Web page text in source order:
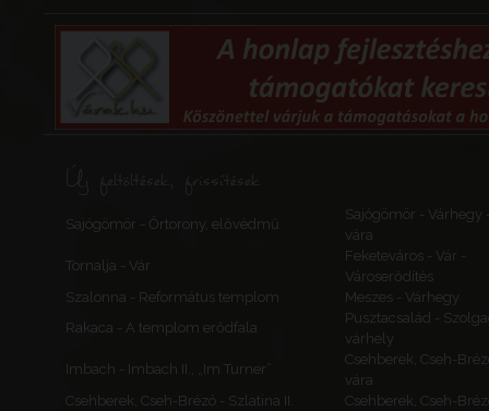
Új feltöltések, frissítések
Sajógömör - Őrtorony, elővédmű
Sajógömör - Várhegy
vára
Tornalja - Vár
Feketeváros - Vár -
Városerődítés
Szalonna - Református templom
Meszes - Várhegy
Rakaca - A templom erődfala
Pusztacsalád -
várhely
Imbach - Imbach II., „Im Turner”
Csehberek, Cseh-
vára
Csehberek, Cseh-Brézó - Szlatina II.
Csehberek, Cseh-